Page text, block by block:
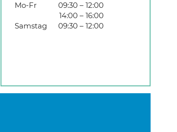
Mo-Fr
09:30 – 12:00
14:00 – 16:00
Samstag
09:30 – 12:00